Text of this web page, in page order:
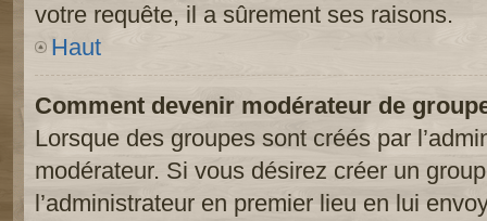
votre requête, il a sûrement ses raisons.
Haut
Comment devenir modérateur de
Lorsque des groupes sont créés par
modérateur. Si vous désirez créer un
l’administrateur en premier lieu en lui